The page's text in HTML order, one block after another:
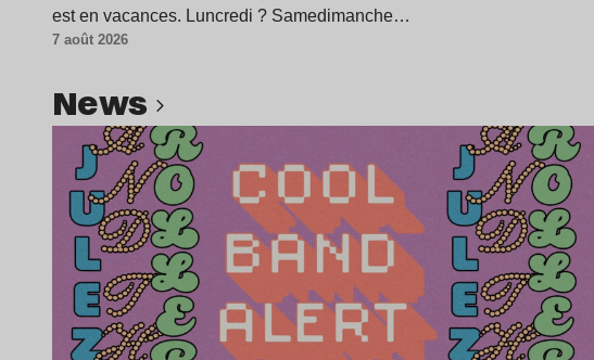
est en vacances. Luncredi ? Samedimanche…
7 août 2026
news